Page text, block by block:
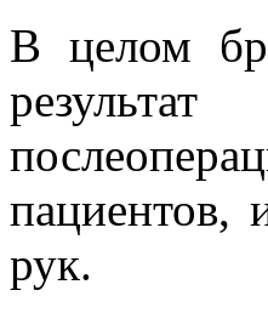
В целом
пациентов,
рук.